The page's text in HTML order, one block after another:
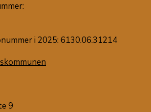
i 2025: 6130.06.31214
9